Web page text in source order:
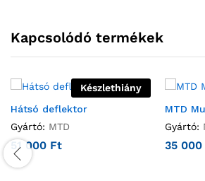
Kapcsolódó termékek
Készlethiány
Hátsó deflektor
Gyártó: MTD
51 000 Ft
MTD
Gyártó:
35 000